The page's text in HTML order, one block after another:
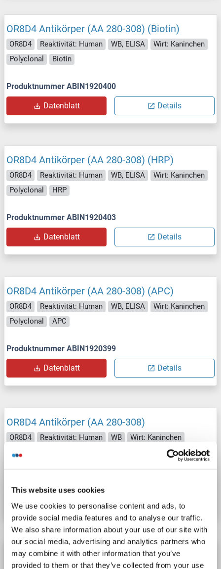
This website uses cookies
We use cookies to personalise content and ads, to
provide social media features and to analyse our traffic.
We also share information about your use of our site with
our social media, advertising and analytics partners who
may combine it with other information that you’ve
provided to them or that they’ve collected from your use
OR8D4 Antikörper (AA 280-308) (Biotin)
OR8D4 Reaktivität: Human WB, ELISA
Wirt: Kaninchen
Polyclonal
Biotin
Produktnummer ABIN1920400
Datenblatt Details
OR8D4 Antikörper (AA 280-308) (HRP)
OR8D4 Reaktivität: Human WB, ELISA
Wirt: Kaninchen
Polyclonal
HRP
Produktnummer ABIN1920403
Datenblatt Details
OR8D4 Antikörper (AA 280-308) (APC)
OR8D4 Reaktivität: Human WB, ELISA
Wirt: Kaninchen
Polyclonal
APC
Produktnummer ABIN1920399
Datenblatt Details
OR8D4 Antikörper (AA 280-308)
OR8D4 Reaktivität: Human WB
Wirt: Kaninchen
Polyclonal
OR8D4 Antikörper (AA 30-110)